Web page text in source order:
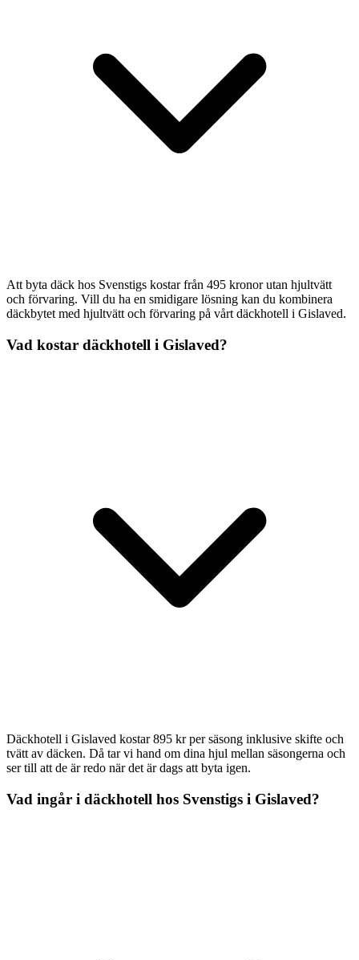
Att byta däck hos Svenstigs kostar från 495 kronor utan hjultvätt
och förvaring. Vill du ha en smidigare lösning kan du kombinera
däckbytet med hjultvätt och förvaring på vårt däckhotell i Gislaved.
Vad kostar däckhotell i Gislaved?
Däckhotell i Gislaved kostar 895 kr per säsong inklusive skifte och
tvätt av däcken. Då tar vi hand om dina hjul mellan säsongerna och
ser till att de är redo när det är dags att byta igen.
Vad ingår i däckhotell hos Svenstigs i Gislaved?